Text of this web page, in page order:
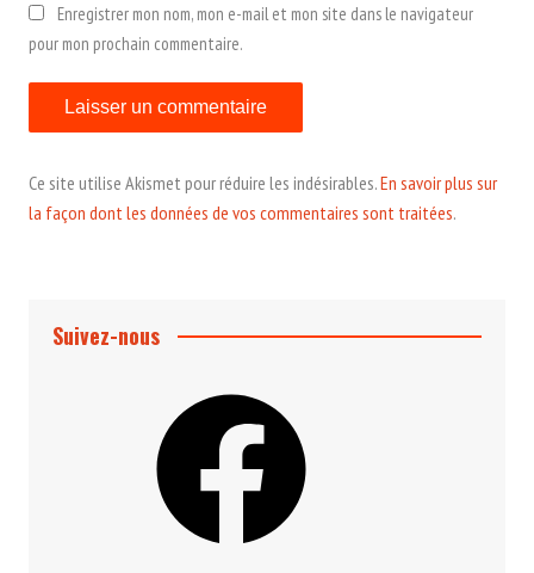
Enregistrer mon nom, mon e-mail et mon site dans le navigateur
pour mon prochain commentaire.
Ce site utilise Akismet pour réduire les indésirables.En savoir plus sur
la façon dont les données de vos commentaires sont traitées.
Suivez-nous